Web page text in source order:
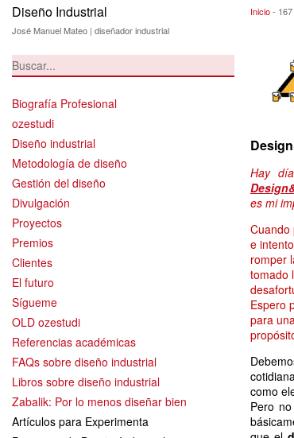
Diseño Industrial
José Manuel Mateo | diseñador industrial
Biografía Profesional
ozestudi
Diseño industrial
Metodología de diseño
Gestión del diseño
Divulgación
Proyectos
Premios
Clientes
El futuro
Sígueme
OLD ozestudi
Referencias académicas
FAQs sobre diseño industrial
Libros sobre diseño industrial
Zabalik: Por lo menos diseñar bien
Artículos para Experimenta
167
Inicio-
Hay
es mi
Cuando
e
romper
tomado
Espero
para
como
Pero